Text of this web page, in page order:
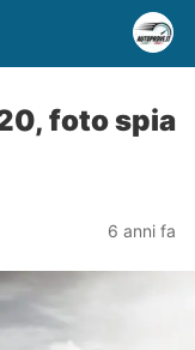
foto spia
6 anni fa